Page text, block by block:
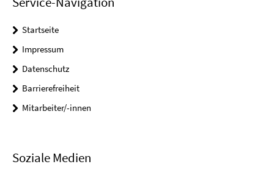
Startseite
Impressum
Datenschutz
Barrierefreiheit
Mitarbeiter/-innen
Soziale Medien